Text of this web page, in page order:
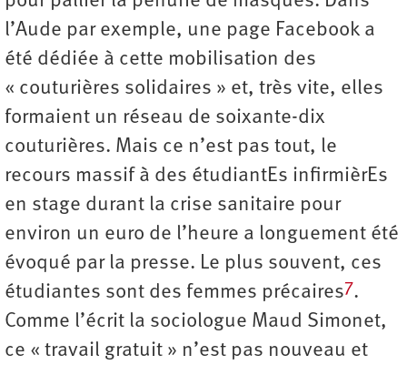
l’Aude par exemple, une page Facebook a
été dédiée à cette mobilisation des
« couturières solidaires » et, très vite, elles
formaient un réseau de soixante-dix
couturières. Mais ce n’est pas tout, le
recours massif à des étudiantEs infirmièrEs
en stage durant la crise sanitaire pour
environ un euro de l’heure a longuement été
évoqué par la presse. Le plus souvent, ces
étudiantes sont des femmes précaires7.
Comme l’écrit la sociologue Maud Simonet,
ce « travail gratuit » n’est pas nouveau et